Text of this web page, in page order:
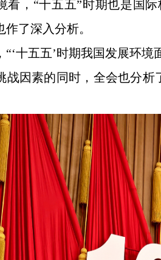
看，“十五五”时期也是国
了深入分析。
“‘十五五’时期我国发展环
战因素的同时，全会也分